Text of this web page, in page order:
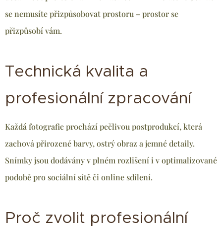
se nemusíte přizpůsobovat prostoru – prostor se
přizpůsobí vám.
Technická kvalita a
profesionální zpracování
Každá fotografie prochází pečlivou postprodukcí, která
zachová přirozené barvy, ostrý obraz a jemné detaily.
Snímky jsou dodávány v plném rozlišení i v optimalizované
podobě pro sociální sítě či online sdílení.
Proč zvolit profesionální